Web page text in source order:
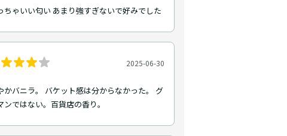
ちゃいい匂い あまり強すぎないで好みでした
2025-06-30
かバニラ。 バケット感は分からなかった。 グ
ンではない。百貨店の香り。